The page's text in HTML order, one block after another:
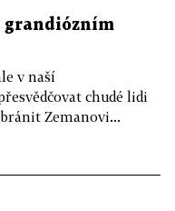
grandiózním
v naší
chudé lidi
Zemanovi...